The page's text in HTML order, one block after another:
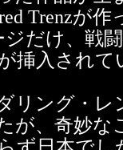
Trenzが
ジだけ、戦
挿入されて
リング・レ
が、奇妙な